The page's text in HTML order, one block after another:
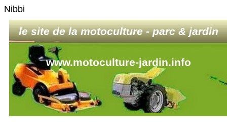
Nibbi
le site de la motoculture - parc & jardin
www.motoculture-jardin.info